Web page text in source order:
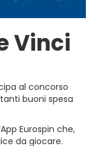
Vinci
al concorso
buoni spesa
Eurospin che,
da giocare.